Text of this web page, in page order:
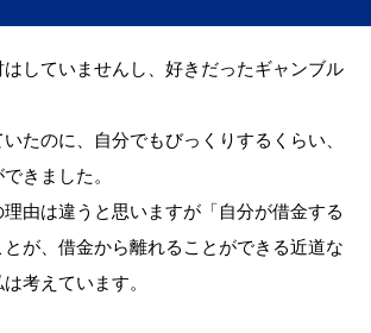
していませんし、好きだったギャンブル
たのに、自分でもびっくりするくらい、
きました。
由は違うと思いますが「自分が借金する
が、借金から離れることができる近道な
考えています。